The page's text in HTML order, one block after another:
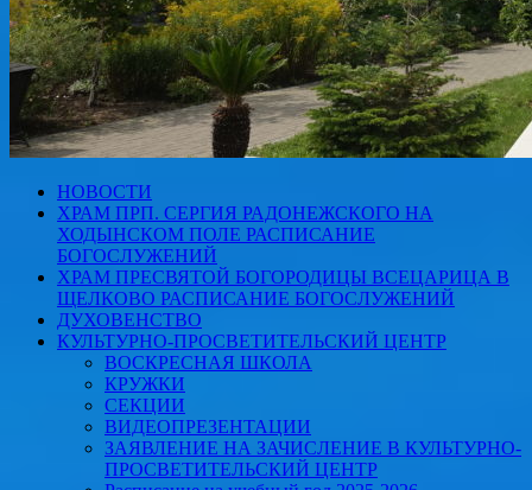
НОВОСТИ
ХРАМ ПРП. СЕРГИЯ РАДОНЕЖСКОГО НА
ХОДЫНСКОМ ПОЛЕ РАСПИСАНИЕ
БОГОСЛУЖЕНИЙ
ХРАМ ПРЕСВЯТОЙ БОГОРОДИЦЫ ВСЕЦАРИЦА В
ЩЕЛКОВО РАСПИСАНИЕ БОГОСЛУЖЕНИЙ
ДУХОВЕНСТВО
КУЛЬТУРНО-ПРОСВЕТИТЕЛЬСКИЙ ЦЕНТР
ВОСКРЕСНАЯ ШКОЛА
КРУЖКИ
СЕКЦИИ
ВИДЕОПРЕЗЕНТАЦИИ
ЗАЯВЛЕНИЕ НА ЗАЧИСЛЕНИЕ В КУЛЬТУРНО-
ПРОСВЕТИТЕЛЬСКИЙ ЦЕНТР